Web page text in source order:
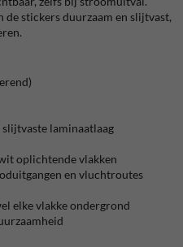
de stickers duurzaam en slijtvast,
laminaatlaag
oplichtende vlakken
en vluchtroutes
elke vlakke ondergrond